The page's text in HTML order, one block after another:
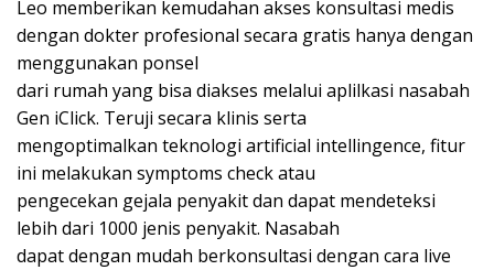
Leo memberikan kemudahan akses konsultasi medis
dengan dokter profesional secara gratis hanya dengan
menggunakan ponsel
dari rumah yang bisa diakses melalui aplilkasi nasabah
Gen iClick. Teruji secara klinis serta
mengoptimalkan teknologi artificial intellingence, fitur
ini melakukan symptoms check atau
pengecekan gejala penyakit dan dapat mendeteksi
lebih dari 1000 jenis penyakit. Nasabah
dapat dengan mudah berkonsultasi dengan cara live